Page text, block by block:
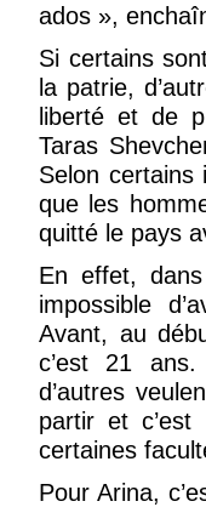
ados »,
Si certains
la patrie,
liberté et de
Taras
Selon certains
que les
quitté le pays
En effet,
impossible
Avant, au
c’est 21
d’autres
partir et
certaines
Pour Arina,